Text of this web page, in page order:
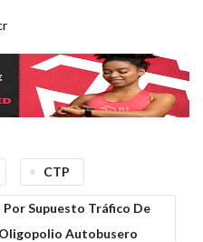
CTP
Por Supuesto Tráfico De
Autobusero